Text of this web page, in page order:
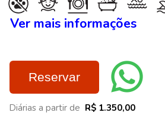
Ver mais informações
Reservar
Diárias a partir de R$ 1.350,00